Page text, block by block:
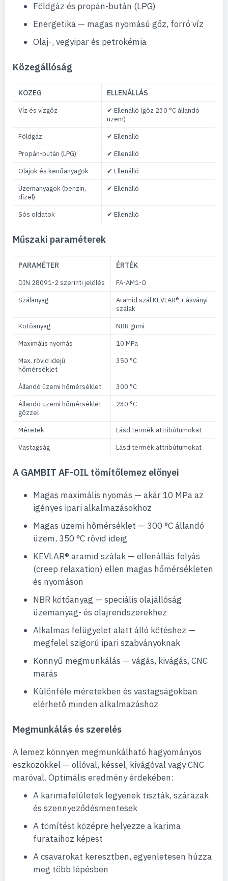
Földgáz és propán-bután (LPG)
Energetika — magas nyomású gőz, forró víz
Olaj-, vegyipar és petrokémia
Közegállóság
KÖZEG ELLENÁLLÁS
Víz és vízgőz
✔ Ellenálló (gőz 230 °C állandó
üzem)
Földgáz
✔ Ellenálló
Propán-bután (LPG)
✔ Ellenálló
Olajok és kenőanyagok
✔ Ellenálló
Üzemanyagok (benzin,
dízel)
✔ Ellenálló
Sós oldatok ✔ Ellenálló
Műszaki paraméterek
PARAMÉTER ÉRTÉK
DIN 28091-2 szerinti jelölés
FA-AM1-O
Szálanyag
Aramid szál KEVLAR® + ásványi
szálak
Kötőanyag
NBR gumi
Maximális nyomás
10 MPa
Max. rövid idejű
hőmérséklet
350 °C
Állandó üzemi hőmérséklet
300 °C
Állandó üzemi hőmérséklet
gőzzel
230 °C
Méretek
Lásd termék attribútumokat
Vastagság
Lásd termék attribútumokat
A GAMBIT AF-OIL tömítőlemez előnyei
Magas maximális nyomás — akár 10 MPa az
igényes ipari alkalmazásokhoz
Magas üzemi hőmérséklet — 300 °C állandó
üzem, 350 °C rövid ideig
KEVLAR® aramid szálak — ellenállás folyás
(creep relaxation) ellen magas hőmérsékleten
és nyomáson
NBR kötőanyag — speciális olajállóság
üzemanyag- és olajrendszerekhez
Alkalmas felügyelet alatt álló kötéshez —
megfelel szigorú ipari szabványoknak
Könnyű megmunkálás — vágás, kivágás, CNC
marás
Különféle méretekben és vastagságokban
elérhető minden alkalmazáshoz
Megmunkálás és szerelés
A lemez könnyen megmunkálható hagyományos
eszközökkel — ollóval, késsel, kivágóval vagy CNC
maróval. Optimális eredmény érdekében:
A karimafelületek legyenek tiszták, szárazak
és szennyeződésmentesek
A tömítést középre helyezze a karima
furataihoz képest
A csavarokat keresztben, egyenletesen húzza
meg több lépésben